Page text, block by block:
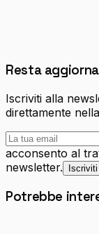
Resta
Iscriviti alla
direttamente
acconsento al
newsletter.
Potrebbe